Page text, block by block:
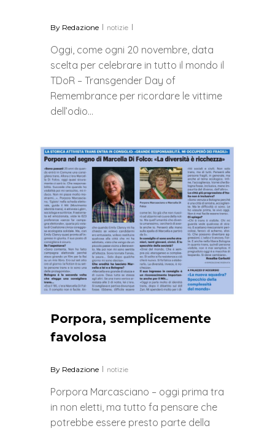
By Redazione notizie
Oggi, come ogni 20 novembre, data
scelta per celebrare in tutto il mondo il
TDoR – Transgender Day of
Remembrance per ricordare le vittime
dell’odio…
Porpora, semplicemente
favolosa
By Redazione notizie
Porpora Marcasciano – oggi prima tra
in non eletti, ma tutto fa pensare che
potrebbe essere presto parte della
0